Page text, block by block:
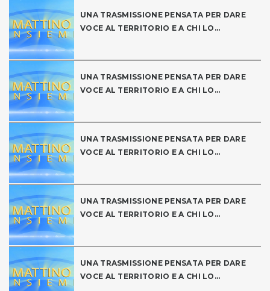
UNA TRASMISSIONE PENSATA PER DARE
VOCE AL TERRITORIO E A CHI LO...
UNA TRASMISSIONE PENSATA PER DARE
VOCE AL TERRITORIO E A CHI LO...
UNA TRASMISSIONE PENSATA PER DARE
VOCE AL TERRITORIO E A CHI LO...
UNA TRASMISSIONE PENSATA PER DARE
VOCE AL TERRITORIO E A CHI LO...
UNA TRASMISSIONE PENSATA PER DARE
VOCE AL TERRITORIO E A CHI LO...